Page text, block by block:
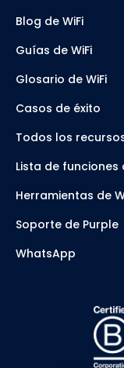
Blog de WiFi
Guías de WiFi
Glosario de WiFi
Casos de éxito
Todos los
Lista de funciones
Herramientas de
Soporte de Purple
WhatsApp